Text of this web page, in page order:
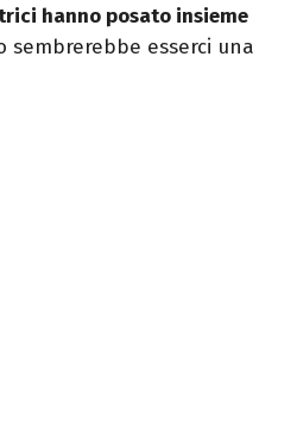
hanno posato insieme
sembrerebbe esserci una